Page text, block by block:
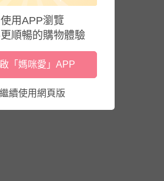
使用APP瀏覽
順暢的購物體驗
「媽咪愛」APP
繼續使用網頁版